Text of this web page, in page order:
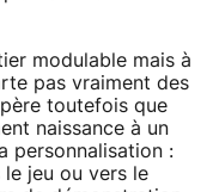
modulable mais à
pas vraiment des
toutefois que
naissance à un
personnalisation :
jeu ou vers le